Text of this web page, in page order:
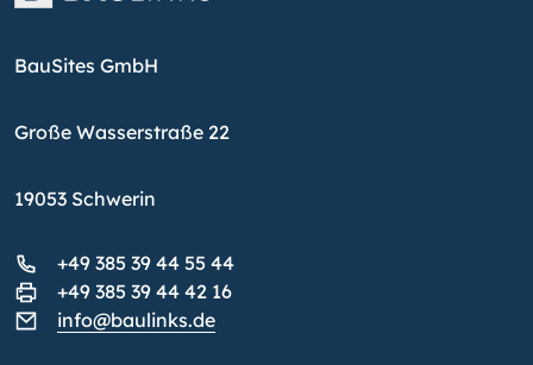
BauSites GmbH
Große Wasserstraße 22
19053 Schwerin
+49 385 39 44 55 44
+49 385 39 44 42 16
info@baulinks.de